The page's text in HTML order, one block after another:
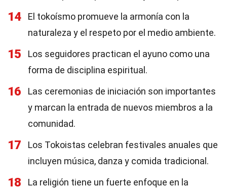
14
El tokoísmo promueve la armonía con la
naturaleza y el respeto por el medio ambiente.
15
Los seguidores practican el ayuno como una
forma de disciplina espiritual.
16
Las ceremonias de iniciación son importantes
y marcan la entrada de nuevos miembros a la
comunidad.
17
Los Tokoistas celebran festivales anuales que
incluyen música, danza y comida tradicional.
18
La religión tiene un fuerte enfoque en la